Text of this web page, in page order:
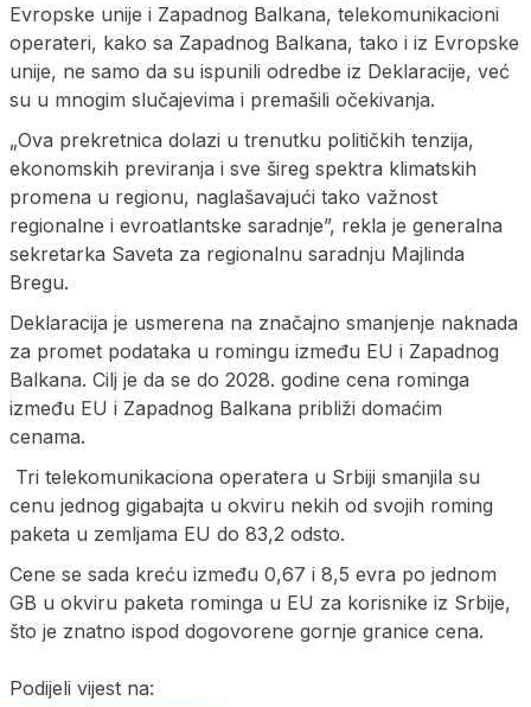
Evropske unije i Zapadnog Balkana, telekomunikacioni
operateri, kako sa Zapadnog Balkana, tako i iz Evropske
unije, ne samo da su ispunili odredbe iz Deklaracije, već
su u mnogim slučajevima i premašili očekivanja.
„Ova prekretnica dolazi u trenutku političkih tenzija,
ekonomskih previranja i sve šireg spektra klimatskih
promena u regionu, naglašavajući tako važnost
regionalne i evroatlantske saradnje”, rekla je generalna
sekretarka Saveta za regionalnu saradnju Majlinda
Bregu.
Deklaracija je usmerena na značajno smanjenje naknada
za promet podataka u romingu između EU i Zapadnog
Balkana. Cilj je da se do 2028. godine cena rominga
između EU i Zapadnog Balkana približi domaćim
cenama.
Tri telekomunikaciona operatera u Srbiji smanjila su
cenu jednog gigabajta u okviru nekih od svojih roming
paketa u zemljama EU do 83,2 odsto.
Cene se sada kreću između 0,67 i 8,5 evra po jednom
GB u okviru paketa rominga u EU za korisnike iz Srbije,
što je znatno ispod dogovorene gornje granice cena.
Podijeli vijest na: